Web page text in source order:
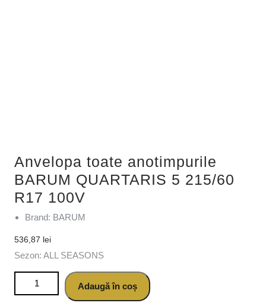
Anvelopa toate anotimpurile
BARUM QUARTARIS 5 215/60
R17 100V
Brand: BARUM
536,87 lei
Sezon: ALL SEASONS
Cantitate Anvelopa toate anotimpurile BARUM QUARTARIS
5 215/60 R17 100VAdaugă în coș